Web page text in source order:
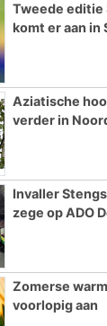
Tweede editie
komt er aan in
Aziatische
verder in
Invaller
zege op ADO
Zomerse
voorlopig aan